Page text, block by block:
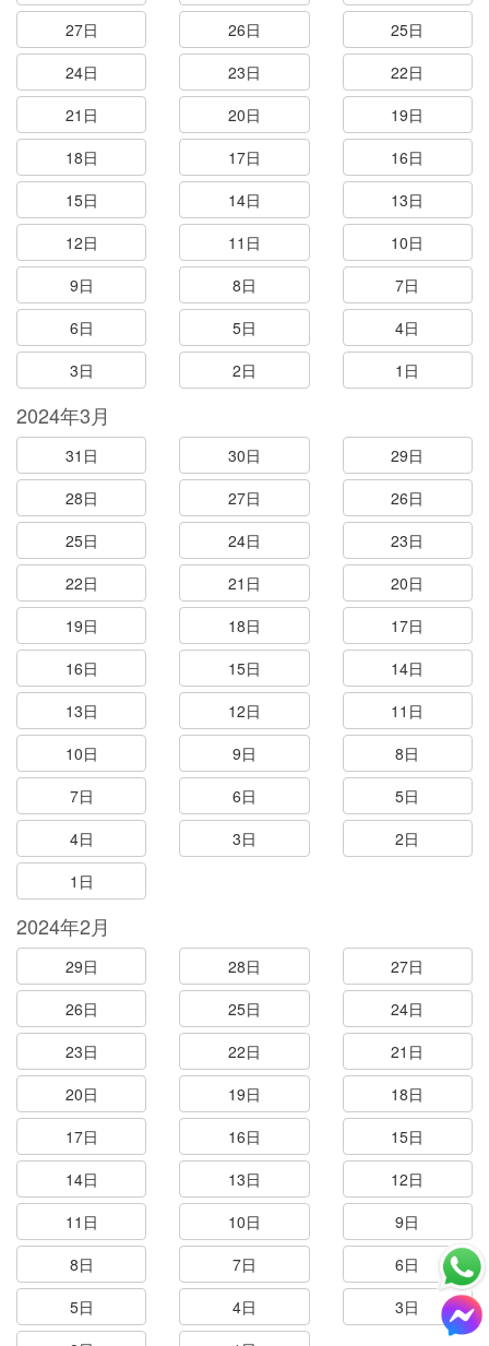
27日
26日
25日
24日
23日
22日
21日
20日
19日
18日
17日
16日
15日
14日
13日
12日
11日
10日
9日
8日
7日
6日
5日
4日
3日
2日 1日
2024年3月
31日 30日
29日
28日
27日
26日
25日
24日
23日
22日
21日
20日
19日
18日
17日
16日
15日
14日
13日
12日
11日
10日
9日
8日
7日
6日
5日
4日
3日
2日
1日
2024年2月
29日 28日
27日
26日
25日
24日
23日
22日
21日
20日
19日
18日
17日
16日
15日
14日
13日
12日
11日
10日
9日
8日
7日
6日
5日
4日
3日